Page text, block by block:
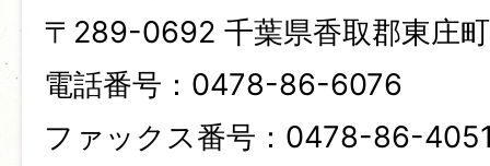
〒289-0692 千葉県香取郡東庄
電話番号：0478-86-6076
ファックス番号：0478-86-